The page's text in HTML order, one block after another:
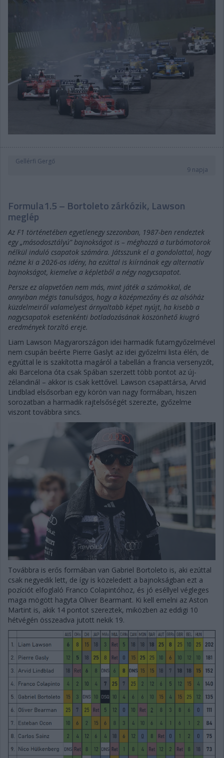
Gellérfi Gergő
9 napja
Formula1.5 – Bortoleto zárkózik, Lawson
meglép
Az F1 történetében egyetlenegy szezonban, 1987-ben rendeztek
egy „másodosztályú” bajnokságot is – méghozzá a turbómotorok
nélkül induló csapatok számára. Játsszunk el a gondolattal, hogy
nézne ki a 2026-os idény, ha ezúttal is kiírnának egy alternatív
bajnokságot, kiemelve a képletből a négy nagycsapatot.
Persze ez alapvetően nem más, mint játék a számokkal, de
annyiban mégis tanulságos, hogy a középmezőny és az alsóház
küzdelmeiről valamelyest árnyaltabb képet nyújt, ha kisebb a
nagycsapatok esetenkénti botladozásának köszönhető kiugró
eredmények torzító ereje.
Liam Lawson Magyarországon idei harmadik futamgyőzelmével
nem csupán beérte Pierre Gaslyt az idei győzelmi lista élén, de
egyúttal le is szakította magáról a tabellán a francia versenyzőt,
aki Barcelona óta csak Spában szerzett több pontot az új-
zélandinál – akkor is csak kettővel. Lawson csapattársa, Arvid
Lindblad elsősorban egy körön van nagy formában, hiszen
sorozatban a harmadik rajtelsőségét szerezte, győzelme
viszont továbbra sincs.
Továbbra is erős formában van Gabriel Bortoleto is, aki ezúttal
csak negyedik lett, de így is közeledett a bajnokságban ezt a
pozíciót elfoglaló Franco Colapintóhoz, és jó eséllyel végleges
maga mögött hagyta Oliver Bearmant. Ki kell emelni az Aston
Martint is, akik 14 pontot szereztek, miközben az eddigi 10
hétvégén összeadva jutott nekik 19.